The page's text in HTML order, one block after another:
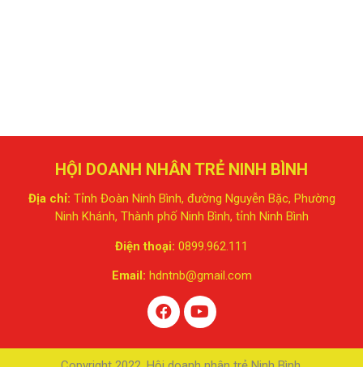
HỘI DOANH NHÂN TRẺ NINH BÌNH
Địa chỉ: Tỉnh Đoàn Ninh Bình, đường Nguyễn Bặc, Phường
Ninh Khánh, Thành phố Ninh Bình, tỉnh Ninh Bình
Điện thoại: 0899.962.111
Email: hdntnb@gmail.com